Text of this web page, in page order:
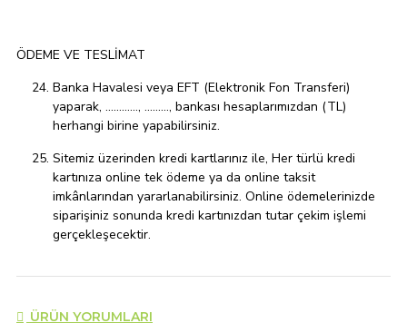
ÖDEME VE TESLİMAT
Banka Havalesi veya EFT (Elektronik Fon Transferi)
yaparak, ............, ........., bankası hesaplarımızdan (TL)
herhangi birine yapabilirsiniz.
Sitemiz üzerinden kredi kartlarınız ile, Her türlü kredi
kartınıza online tek ödeme ya da online taksit
imkânlarından yararlanabilirsiniz. Online ödemelerinizde
siparişiniz sonunda kredi kartınızdan tutar çekim işlemi
gerçekleşecektir.
ÜRÜN YORUMLARI